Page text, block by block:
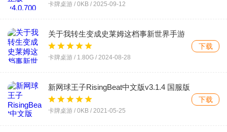
卡牌桌游 / 0KB / 2025-09-12
关于我转生变成史莱姆这档事新世界手游
最新版v1.13 安卓版
卡牌桌游 / 1.80G / 2024-08-28
下载
新网球王子RisingBeat中文版v3.1.4 国服版
卡牌桌游 / 0KB / 2021-05-25
下载